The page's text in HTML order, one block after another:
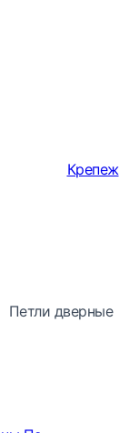
Крепеж
Петли дверные